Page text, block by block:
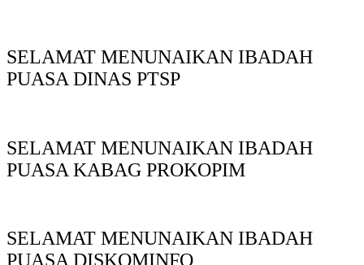
SELAMAT MENUNAIKAN IBADAH
PUASA DINAS PTSP
SELAMAT MENUNAIKAN IBADAH
PUASA KABAG PROKOPIM
SELAMAT MENUNAIKAN IBADAH
PUASA DISKOMINFO